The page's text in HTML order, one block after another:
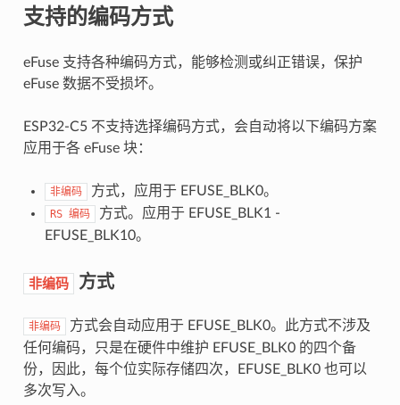
支持的编码方式
eFuse 支持各种编码方式，能够检测或纠正错误，保护
eFuse 数据不受损坏。
ESP32-C5 不支持选择编码方式，会自动将以下编码方案
应用于各 eFuse 块：
非编码 方式，应用于 EFUSE_BLK0。
RS 编码
方式。应用于 EFUSE_BLK1 -
EFUSE_BLK10。
非编码 方式
非编码
方式会自动应用于 EFUSE_BLK0。此方式不涉及
任何编码，只是在硬件中维护 EFUSE_BLK0 的四个备
份，因此，每个位实际存储四次，EFUSE_BLK0 也可以
多次写入。